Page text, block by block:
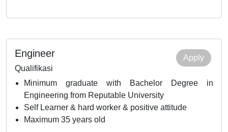
Engineer
Qualifikasi
Minimum graduate with Bachelor Degree in
Engineering from Reputable University
Self Learner & hard worker & positive attitude
Maximum 35 years old
Apply